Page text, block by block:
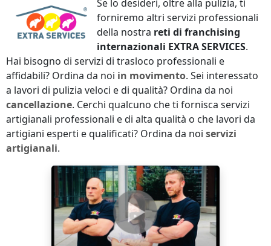
Se lo desideri, oltre alla pulizia, ti
forniremo altri servizi professionali
della nostra reti di franchising
internazionali EXTRA SERVICES.
Hai bisogno di servizi di trasloco professionali e
affidabili? Ordina da noi in movimento. Sei interessato
a lavori di pulizia veloci e di qualità? Ordina da noi
cancellazione. Cerchi qualcuno che ti fornisca servizi
artigianali professionali e di alta qualità o che lavori da
artigiani esperti e qualificati? Ordina da noi servizi
artigianali.